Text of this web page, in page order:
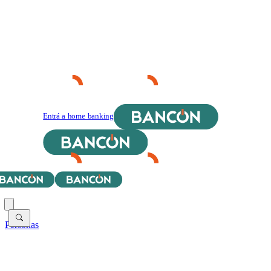
Entrá a home banking
Personas